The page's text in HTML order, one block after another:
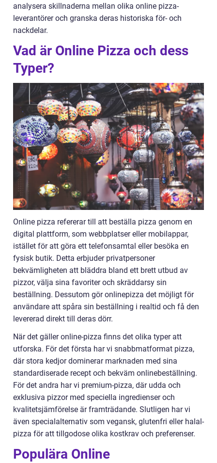
analysera skillnaderna mellan olika online pizza-
leverantörer och granska deras historiska för- och
nackdelar.
Vad är Online Pizza och dess
Typer?
Online pizza refererar till att beställa pizza genom en
digital plattform, som webbplatser eller mobilappar,
istället för att göra ett telefonsamtal eller besöka en
fysisk butik. Detta erbjuder privatpersoner
bekvämligheten att bläddra bland ett brett utbud av
pizzor, välja sina favoriter och skräddarsy sin
beställning. Dessutom gör onlinepizza det möjligt för
användare att spåra sin beställning i realtid och få den
levererad direkt till deras dörr.
När det gäller online-pizza finns det olika typer att
utforska. För det första har vi snabbmatformat pizza,
där stora kedjor dominerar marknaden med sina
standardiserade recept och bekväm onlinebeställning.
För det andra har vi premium-pizza, där udda och
exklusiva pizzor med speciella ingredienser och
kvalitetsjämförelse är framträdande. Slutligen har vi
även specialalternativ som vegansk, glutenfri eller halal-
pizza för att tillgodose olika kostkrav och preferenser.
Populära Online